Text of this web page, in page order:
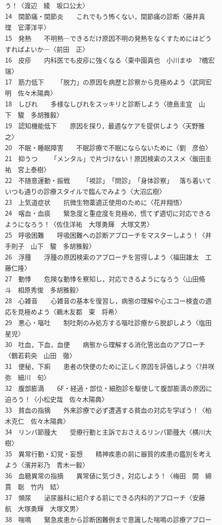
う！〈渡辺 綾 坂口公太〉
14 関節痛・関節炎 これでもう怖くない，関節痛の診断〈藤井真
理 官澤洋平〉
15 発熱 不明熱―できるだけ原因不明の発熱をなくすためにはどう
すればよいか―〈前田 正〉
16 皮疹 内科医でも皮疹に強くなる〈東中園真也 小川まゆ ?橋宏
瑞〉
17 筋力低下 「脱力」の原因を病歴と診察から見極めよう〈武岡宏
明 佐々木陽典〉
18 しびれ 多様なしびれをスッキリと診断しよう〈徳島圭宜 山
下 駿 多胡雅毅〉
19 認知機能低下 原因を探り，最適なケアを提供しよう〈天野雅
之〉
20 不眠・睡眠障害 不眠診療で不眠にならないために〈劉 彦伯〉
21 抑うつ 「メンタル」で片づけない！原因検索のススメ〈飯田圭
祐 宮上泰樹〉
22 不随意運動・振戦 「視診」「問診」「身体診察」 落ち着いて
いつも通りの診療スタイルで臨んでみよう〈大沼広樹〉
23 上気道症状 抗微生物薬適正使用のために〈花井翔悟〉
24 喀血・血痰 緊急度と重症度を見極め，慌てず適切に対応できる
ようになろう！〈佐住洋祐 大塚勇輝 大塚文男〉
25 呼吸困難 呼吸困難への診断アプローチをマスターしよう！〈井
手則子 山下 駿 多胡雅毅〉
26 浮腫 浮腫の原因検索のアプローチを習得しよう〈福田雄太 工
藤仁隆〉
27 動悸 危険な動悸を察知し，対応できるようになろう〈山田脩
斗 相原秀俊 多胡雅毅〉
28 心雑音 心雑音の基本を復習し，病態の理解や心エコー検査の適
応を見極めよう〈鵜木友都 東 将希〉
29 悪心・嘔吐 制吐剤のみ処方する嘔吐診療から脱却しよう〈塩田
星児〉
30 吐血，下血，血便 病態から理解する消化管出血のアプローチ
〈鶴若莉央 山田 徹〉
31 便秘，下痢 患者の快便のために正しく原因を評価しよう〈?井咲
弥 細川 旬〉
32 腹部膨満 6F・経過・部位・細胞診を駆使して腹部膨満の原因に
迫ろう！〈小松史哉 佐々木陽典〉
33 貧血の指摘 外来診療で必ず遭遇する貧血の対応を学ぼう！〈柏
木克仁 佐々木陽典〉
34 リンパ節腫大 受療行動と主訴でおさえるリンパ節腫大〈横川大
樹〉
35 異常行動・幻覚・妄想 精神疾患の前に器質的疾患の鑑別を考え
よう〈濱井彩乃 青木一毅〉
36 血糖異常の指摘 異常値に気づき，対応しよう！〈梅田 開 綿
貫 聡 竹内 結〉
37 頻尿 泌尿器科に紹介する前にできる内科的アプローチ〈安藤
航 大塚勇輝 大塚文男〉
38 喘鳴 緊急疾患から診断困難例まで意識した喘鳴の診療アプロー